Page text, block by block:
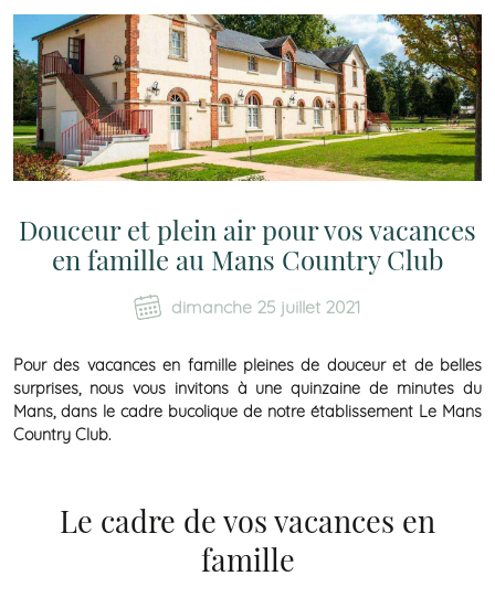
Douceur et plein air pour vos vacances
en famille au Mans Country Club
dimanche 25 juillet 2021
Pour des vacances en famille pleines de douceur et de belles
surprises, nous vous invitons à une quinzaine de minutes du
Mans, dans le cadre bucolique de notre établissement Le Mans
Country Club.
Le cadre de vos vacances en
famille